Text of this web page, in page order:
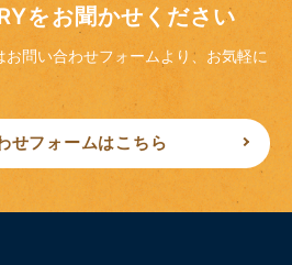
をお聞かせください
問い合わせフォームより、 お気軽に
せフォームはこちら